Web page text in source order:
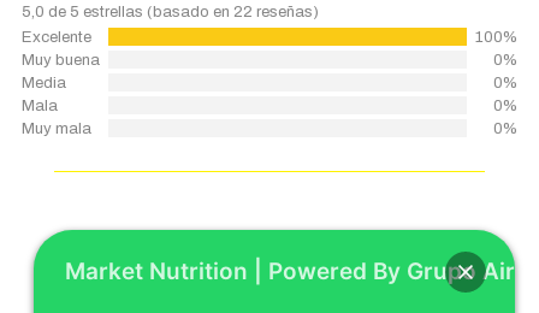
5,0 de 5 estrellas (basado en 22 reseñas)
Excelente
100%
Muy buena
0%
Media
0%
Mala
0%
Muy mala
0%
Market Nutrition | Powered By Grupo Airp